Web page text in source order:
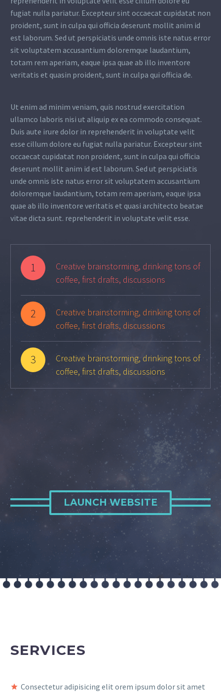
fugiat nulla pariatur. Excepteur sint occaecat cupidatat non
proident, sunt in culpa qui officia deserunt mollit anim id
est laborum. Sed ut perspiciatis unde omnis iste natus error
sit voluptatem accusantium doloremque laudantium,
totam rem aperiam, eaque ipsa quae ab illo inventore
veritatis et quasin proident, sunt in culpa qui officia de.
Ut enim ad minim veniam, quis nostrud exercitation
ullamco laboris nisi ut aliquip ex ea commodo consequat.
Duis aute irure dolor in reprehenderit in voluptate velit
esse cillum dolore eu fugiat nulla pariatur. Excepteur sint
occaecat cupidatat non proident, sunt in culpa qui officia
deserunt mollit anim id est laborum. Sed ut perspiciatis
unde omnis iste natus error sit voluptatem accusantium
doloremque laudantium, totam rem aperiam, eaque ipsa
quae ab illo inventore veritatis et quasi architecto beatae
vitae dicta sunt. reprehenderit in voluptate velit esse.
1
Creative brainstorming, drinking tons of
coffee, first drafts, discussions
2
Creative brainstorming, drinking tons of
coffee, first drafts, discussions
3
Creative brainstorming, drinking tons of
coffee, first drafts, discussions
LAUNCH WEBSITE
SERVICES
Consectetur adipisicing elit orem ipsum dolor sit amet